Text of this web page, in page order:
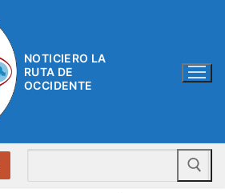
NOTICIERO LA
RUTA DE
OCCIDENTE